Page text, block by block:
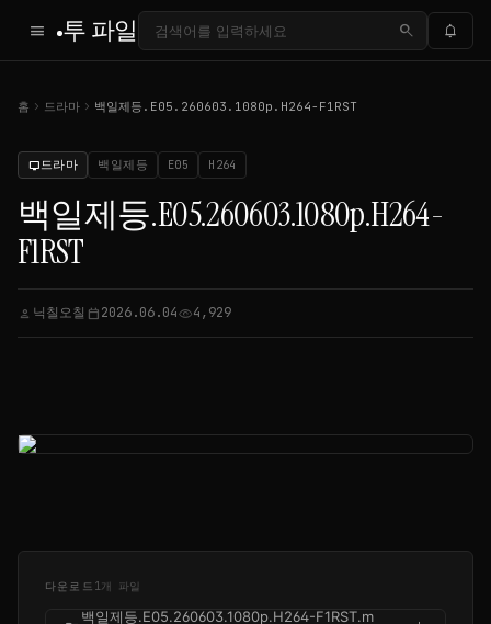
menu 투 파일 search notifications
홈 chevron_right 드라마 chevron_right 백일제등.E05.260603.1080p.H264-F1RST
tv드라마 백일제등 E05 H264
백일제등.E05.260603.1080p.H264-
F1RST
person 닉칠오칠 calendar_today2026.06.04visibility4,929
다운로드 1개 파일
백일제등.E05.260603.1080p.H264-F1RST.m